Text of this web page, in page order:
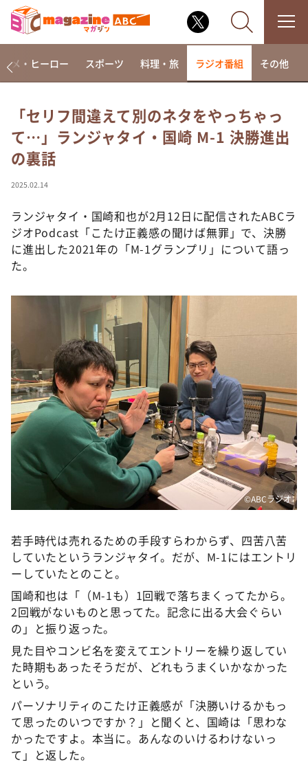
なるみ・岡村の過ぎるTV
相席食堂
これ余談なんですけど・・・
て真剣です
探偵！ナイトスクープ
news おかえり
DAIGOも台所 ～きょうの献立 何にする？～
本日はダイアンなり！シーズン２
朝だ！生です旅サラダ
教えて！ニュースライブ 正義のミカタ
ＬＩＦＥ～夢のカタチ～
新婚さんいらっしゃい！
ポツンと一軒家
ザキ山小屋本館
ぺこぱのまるスポ
メ・ヒーロー スポーツ 料理・旅 ラジオ番組 その他
「セリフ間違えて別のネタをやっちゃっ
て…」ランジャタイ・国崎 M-1 決勝進出
の裏話
2025.02.14
ランジャタイ・国崎和也が2月12日に配信されたABCラ
ジオPodcast「こたけ正義感の聞けば無罪」で、決勝
に進出した2021年の「M-1グランプリ」について語っ
た。
©️ABCラジオ
若手時代は売れるための手段すらわからず、四苦八苦
していたというランジャタイ。だが、M-1にはエントリ
ーしていたとのこと。
国崎和也は「（M-1も）1回戦で落ちまくってたから。
2回戦がないものと思ってた。記念に出る大会ぐらい
の」と振り返った。
見た目やコンビ名を変えてエントリーを繰り返してい
た時期もあったそうだが、どれもうまくいかなかった
という。
パーソナリティのこたけ正義感が「決勝いけるかもっ
て思ったのいつですか？」と聞くと、国崎は「思わな
かったですよ。本当に。あんなのいけるわけないっ
て」と返した。